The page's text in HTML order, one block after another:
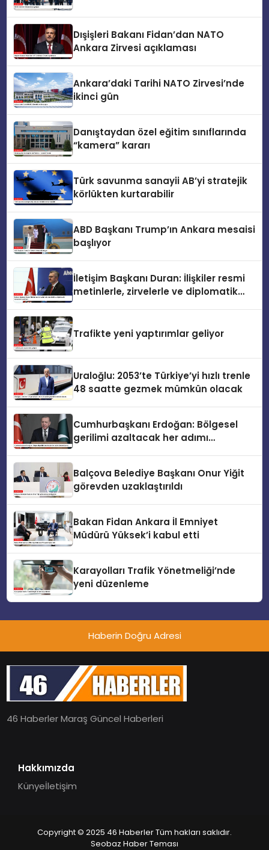
Dışişleri Bakanı Fidan’dan NATO
Ankara Zirvesi açıklaması
Ankara’daki Tarihi NATO Zirvesi’nde
ikinci gün
Danıştaydan özel eğitim sınıflarında
“kamera” kararı
Türk savunma sanayii AB’yi stratejik
körlükten kurtarabilir
ABD Başkanı Trump’ın Ankara mesaisi
başlıyor
İletişim Başkanı Duran: İlişkiler resmi
metinlerle, zirvelerle ve diplomatik
Trafikte yeni yaptırımlar geliyor
Uraloğlu: 2053’te Türkiye’yi hızlı trenle
48 saatte gezmek mümkün olacak
Cumhurbaşkanı Erdoğan: Bölgesel
gerilimi azaltacak her adımı
Balçova Belediye Başkanı Onur Yiğit
görevden uzaklaştırıldı
Bakan Fidan Ankara İl Emniyet
Müdürü Yüksek’i kabul etti
Karayolları Trafik Yönetmeliği’nde
yeni düzenleme
Haberin Doğru Adresi
46 Haberler Maraş Güncel Haberleri
Hakkımızda
Künyeİletişim
Copyright © 2025 46 Haberler Tüm hakları saklıdır.
Seobaz Haber Teması